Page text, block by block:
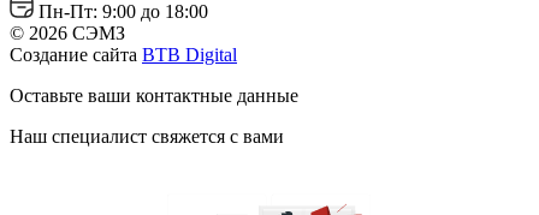
Пн-Пт: 9:00 до 18:00
© 2026 СЭМЗ
Создание сайта BTB Digital
Оставьте ваши контактные данные
Наш специалист свяжется с вами